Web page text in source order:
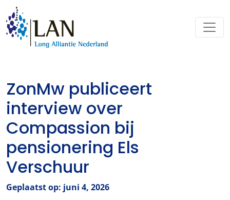
ZonMw publiceert
interview over
Compassion bij
pensionering Els
Verschuur
Geplaatst op: juni 4, 2026